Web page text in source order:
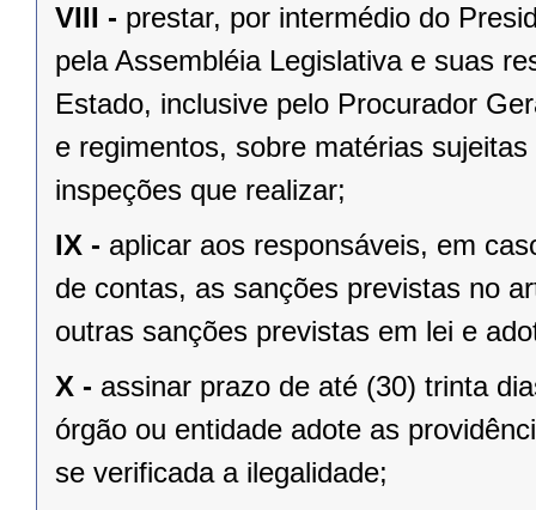
VIII - prestar, por intermédio do
pela Assembléia Legislativa e suas
Estado, inclusive pelo Procurador
e regimentos, sobre matérias
inspeções que realizar;
IX - aplicar aos responsáveis, em
de contas, as sanções previstas no
outras sanções previstas em lei e
X - assinar prazo de até (30) trinta
órgão ou entidade adote as
se verificada a ilegalidade;